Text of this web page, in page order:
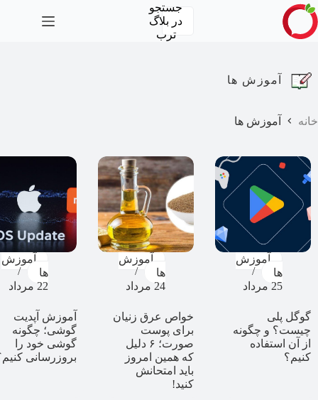
پرش
به
محتوا
جستجو
در بلاگ
ترب
آموزش ها
خانه آموزش ها
آموزش
ها
25 مرداد
گوگل پلی
چیست؟ و چگونه
از آن استفاده
کنیم؟
آموزش
ها
24 مرداد
خواص عرق زنیان
برای پوست
صورت؛ ۶ دلیل
که همین امروز
باید امتحانش
کنید!
آموزش
ها
22 مرداد
آموزش آپدیت
گوشی؛ چگونه
گوشی خود را
بروزرسانی